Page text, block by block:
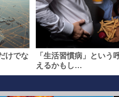
けでな
「生活習慣病」という
えるかもし…